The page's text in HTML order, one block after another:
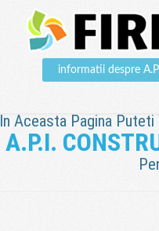
informatii despre
In Aceasta Pagina
A.P.I.